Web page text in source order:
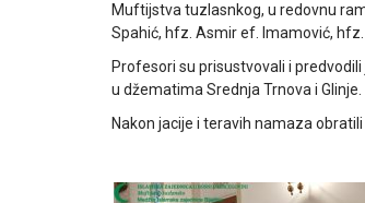
Muftijstva tuzlasnkog, u redovnu
Spahić, hfz. Asmir ef. Imamović,
Profesori su prisustvovali i
u džematima Srednja Trnova i Glinje.
Nakon jacije i teravih namaza